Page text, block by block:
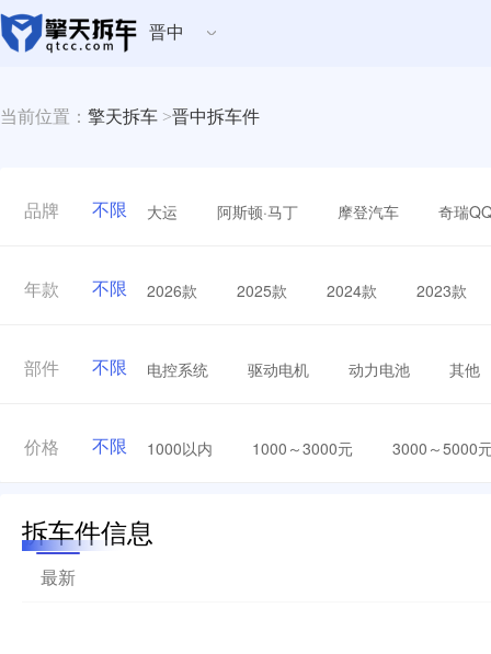
晋中
当前位置： 擎天拆车 >晋中拆车件
品牌 不限 大运 阿斯顿·马丁 摩登汽车 奇瑞
年款 不限 2026款 2025款 2024款 2023款
部件 不限 电控系统 驱动电机 动力电池 其他
价格 不限 1000以内 1000～3000元 3000～5000
拆车件信息
最新